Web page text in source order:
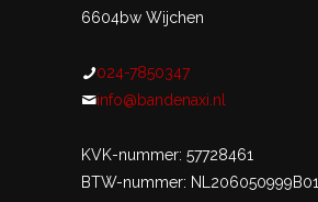
6604bw Wijchen
024-7850347
info@bandenaxi.nl
KVK-nummer: 57728461
BTW-nummer: NL206050999B01